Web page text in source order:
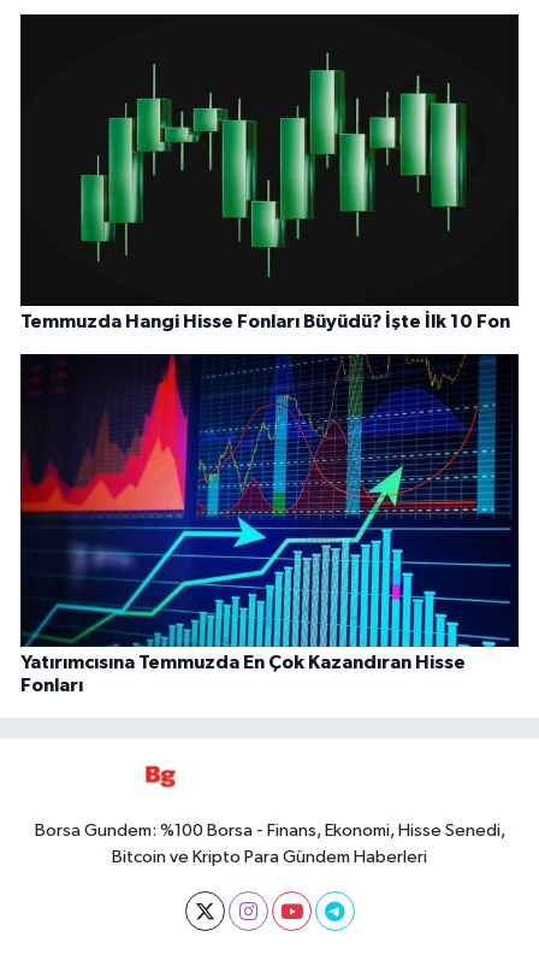
Temmuzda Hangi Hisse Fonları Büyüdü? İşte İlk 10 Fon
Yatırımcısına Temmuzda En Çok Kazandıran Hisse
Fonları
Borsa Gundem: %100 Borsa - Finans, Ekonomi, Hisse Senedi,
Bitcoin ve Kripto Para Gündem Haberleri